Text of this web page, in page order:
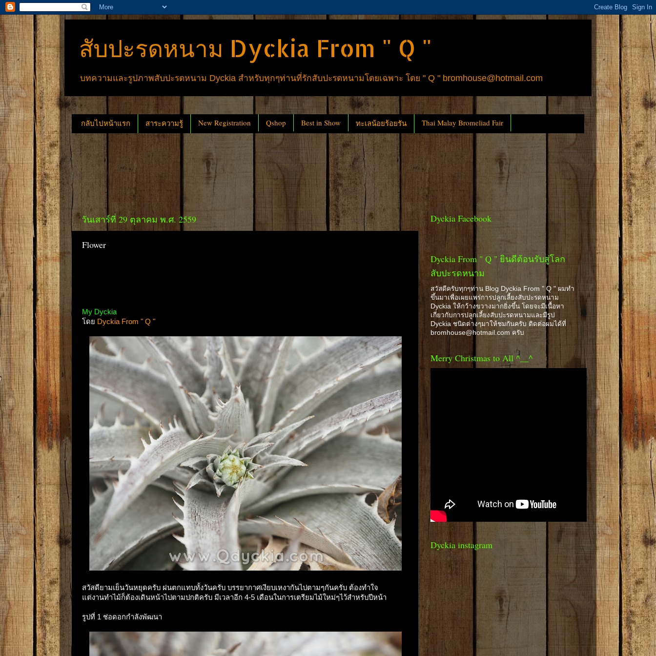
สับปะรดหนาม Dyckia From " Q "
บทความและรูปภาพสับปะรดหนาม Dyckia สำหรับทุกๆท่านที่รักสับปะรดหนามโดยเฉพาะ โดย " Q " bromhouse@hotmail.com
กลับไปหน้าแรก สาระความรู้ New Registration Qshop Best in Show ทะเลน้อยร้อยรัน Thai Malay Bromeliad Fair
วันเสาร์ที่ 29 ตุลาคม พ.ศ. 2559
Flower
My Dyckia
โดย Dyckia From " Q "
สวัสดียามเย็นวันหยุดครับ ฝนตกแทบทั้งวันครับ บรรยากาศเงียบเหงากันไปตามๆกันครับ ต้องทำใจ
แต่งานทำไม้ก็ต้องเดินหน้าไปตามปกติครับ มีเวลาอีก 4-5 เดือนในการเตรียมไม้ใหม่ๆไว้สำหรับปีหน้า
รูปที่ 1 ช่อดอกกำลังพัฒนา
Dyckia Facebook
Dyckia From " Q " ยินดีต้อนรับสู่โลก
สับปะรดหนาม
สวัสดีครับทุกๆท่าน Blog Dyckia From " Q " ผมทำ
ขึ้นมาเพื่อเผยแพร่การปลูกเลี้ยงสับปะรดหนาม
Dyckia ให้กว้างขวางมากยิ่งขึ้น โดยจะมีเนื้อหา
เกี่ยวกับการปลูกเลี้ยงสับปะรดหนามและมีรูป
Dyckia ชนิดต่างๆมาให้ชมกันครับ ติดต่อผมได้ที่
bromhouse@hotmail.com ครับ
Merry Christmas to All ^__^
Dyckia instagram